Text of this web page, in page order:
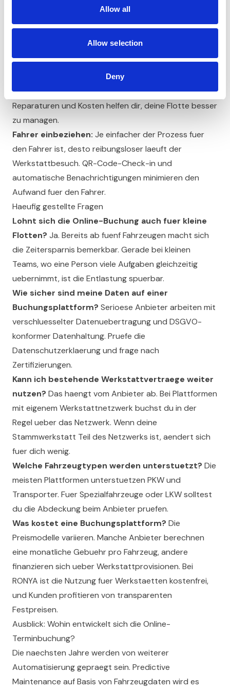
Allow all
Allow selection
Deny
pruefe die Werkstattabdeckung in jeder Region. Ein
breites Netzwerk gibt dir maximale Flexibilitaet.
Nutze die gesammelten Daten fuer
vorausschauende Wartungsplanung. Muster bei
Reparaturen und Kosten helfen dir, deine Flotte besser
zu managen.
Fahrer einbeziehen: Je einfacher der Prozess fuer
den Fahrer ist, desto reibungsloser laeuft der
Werkstattbesuch. QR-Code-Check-in und
automatische Benachrichtigungen minimieren den
Aufwand fuer den Fahrer.
Haeufig gestellte Fragen
Lohnt sich die Online-Buchung auch fuer kleine
Flotten? Ja. Bereits ab fuenf Fahrzeugen macht sich
die Zeitersparnis bemerkbar. Gerade bei kleinen
Teams, wo eine Person viele Aufgaben gleichzeitig
uebernimmt, ist die Entlastung spuerbar.
Wie sicher sind meine Daten auf einer
Buchungsplattform? Serioese Anbieter arbeiten mit
verschluesselter Datenuebertragung und DSGVO-
konformer Datenhaltung. Pruefe die
Datenschutzerklaerung und frage nach
Zertifizierungen.
Kann ich bestehende Werkstattvertraege weiter
nutzen? Das haengt vom Anbieter ab. Bei Plattformen
mit eigenem Werkstattnetzwerk buchst du in der
Regel ueber das Netzwerk. Wenn deine
Stammwerkstatt Teil des Netzwerks ist, aendert sich
fuer dich wenig.
Welche Fahrzeugtypen werden unterstuetzt? Die
meisten Plattformen unterstuetzen PKW und
Transporter. Fuer Spezialfahrzeuge oder LKW solltest
du die Abdeckung beim Anbieter pruefen.
Was kostet eine Buchungsplattform? Die
Preismodelle variieren. Manche Anbieter berechnen
eine monatliche Gebuehr pro Fahrzeug, andere
finanzieren sich ueber Werkstattprovisionen. Bei
RONYA ist die Nutzung fuer Werkstaetten kostenfrei,
und Kunden profitieren von transparenten
Festpreisen.
Ausblick: Wohin entwickelt sich die Online-
Terminbuchung?
Die naechsten Jahre werden von weiterer
Automatisierung gepraegt sein. Predictive
Maintenance auf Basis von Fahrzeugdaten wird es